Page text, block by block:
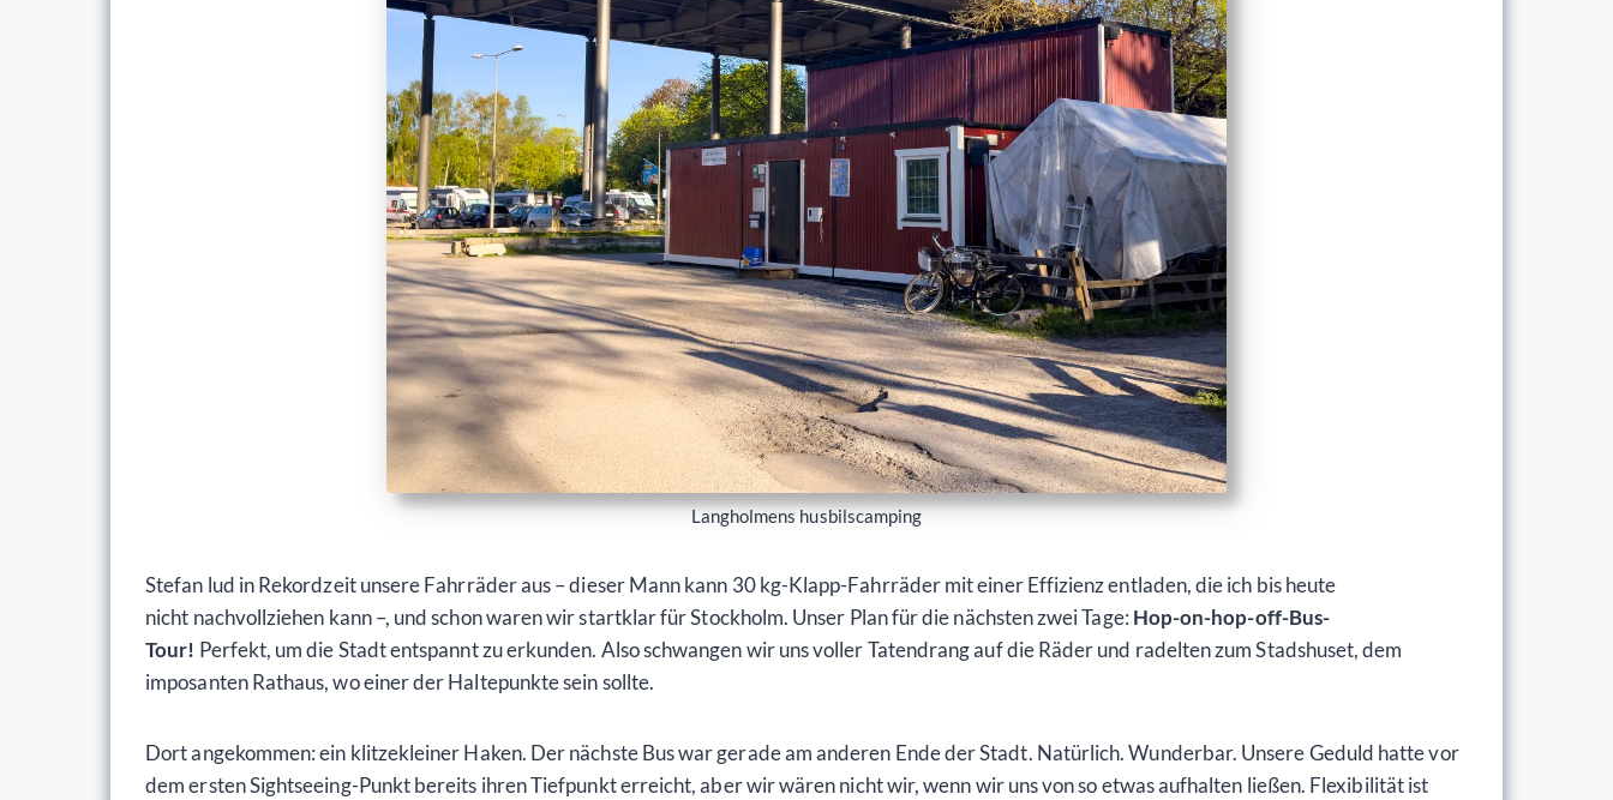
Langholmens husbilscamping
Stefan lud in Rekordzeit unsere Fahrräder aus – dieser Mann kann 30 kg-Klapp-Fahrräder mit einer Effizienz entladen, die ich bis heute
nicht nachvollziehen kann –, und schon waren wir startklar für Stockholm. Unser Plan für die nächsten zwei Tage: Hop-on-hop-off-Bus-
Tour! Perfekt, um die Stadt entspannt zu erkunden. Also schwangen wir uns voller Tatendrang auf die Räder und radelten zum Stadshuset, dem
imposanten Rathaus, wo einer der Haltepunkte sein sollte.
Dort angekommen: ein klitzekleiner Haken. Der nächste Bus war gerade am anderen Ende der Stadt. Natürlich. Wunderbar. Unsere Geduld hatte vor
dem ersten Sightseeing-Punkt bereits ihren Tiefpunkt erreicht, aber wir wären nicht wir, wenn wir uns von so etwas aufhalten ließen. Flexibilität ist